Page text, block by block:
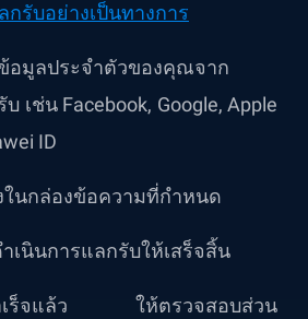
กรับอย่างเป็นทางการ
อมูลประจำตัวของคุณจาก
เช่น Facebook, Google, Apple
ID
นกล่องข้อความที่กำหนด
เนินการแลกรับให้เสร็จสิ้น
ำเร็จแล้ว ให้ตรวจสอบส่วน